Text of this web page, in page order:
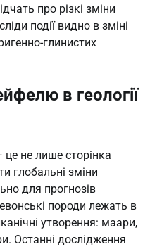
про різкі зміни
події видно в зміні
глинистих
в геології
не лише сторінка
глобальні зміни
для прогнозів
породи лежать в
утворення: маари,
Останні дослідження